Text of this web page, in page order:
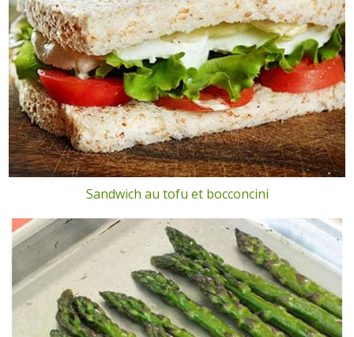
Sandwich au tofu et bocconcini